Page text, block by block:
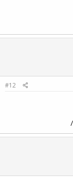
#12